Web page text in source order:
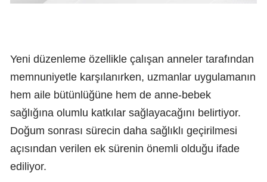
Yeni düzenleme özellikle çalışan anneler tarafından
memnuniyetle karşılanırken, uzmanlar uygulamanın
hem aile bütünlüğüne hem de anne-bebek
sağlığına olumlu katkılar sağlayacağını belirtiyor.
Doğum sonrası sürecin daha sağlıklı geçirilmesi
açısından verilen ek sürenin önemli olduğu ifade
ediliyor.